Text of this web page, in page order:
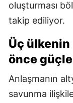
oluşturması
takip ediliyor.
Üç
önce
Anlaşmanın
savunma